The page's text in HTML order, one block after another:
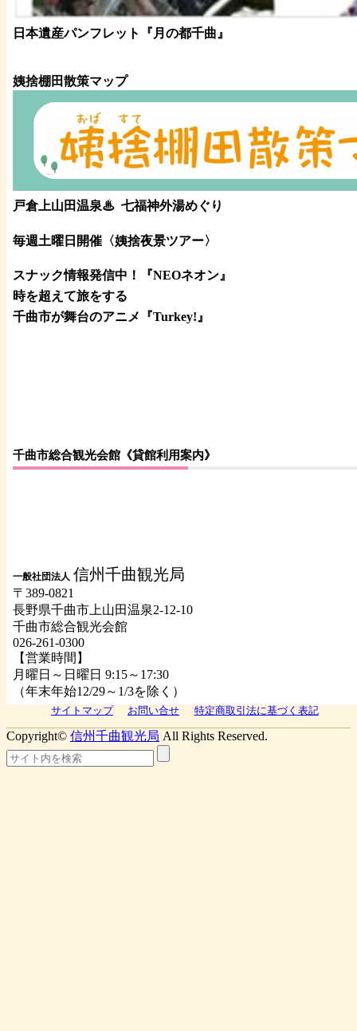
日本遺産パンフレット 『月の都千曲 』
姨捨棚田散策マップ
戸倉上山田温泉♨ 七福神外湯めぐり
毎週土曜日開催〈姨捨夜景ツアー〉
スナック情報発信中！『NEOネオン』
時を超えて旅をする
千曲市が舞台のアニメ『Turkey!』
千曲市総合観光会館《貸館利用案内》
一般社団法人 信州千曲観光局
〒389-0821
長野県千曲市上山田温泉2-12-10
千曲市総合観光会館
026-261-0300
【営業時間】
月曜日～日曜日 9:15～17:30
（年末年始12/29～1/3を除く）
サイトマップ お問い合せ 特定商取引法に基づく表記
Copyright© 信州千曲観光局 All Rights Reserved.